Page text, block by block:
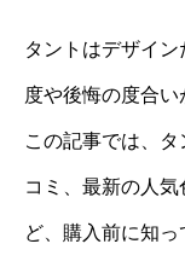
タントはデザイ
度や後悔の度合い
この記事では、
コミ、最新の人
ど、購入前に知っ